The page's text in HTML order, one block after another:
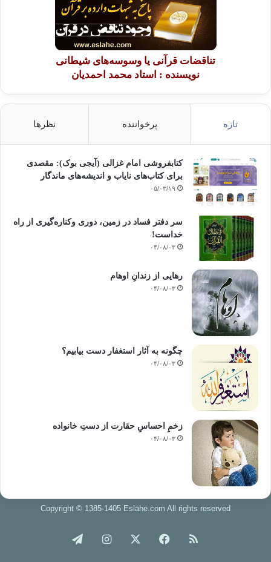
کپی آدرس
تناقضات قرآنی یا وسوسه‌های شیطانی
نویسنده : استاد محمد احمدیان
تازه پرخواننده نظرها
کتابفروشی امام غزالی (آیجی بوک): مقصدی
برای کتاب‌های نایاب و اندیشه‌های ماندگار
۰۵/۰۳/۱۹
سر دفتر فساد در زمین‌، دوری وکناره‌گیری از راه
خداست‌!
۰۴/۰۸/۰۳
رهایی از زندانِ اوهام
۰۴/۰۸/۰۳
چگونه به آثار استغفار دست بیابیم؟
۰۴/۰۸/۰۳
زخمِ احساسِ حقارت از دستِ خانواده
۰۴/۰۸/۰۳
Copyright © 1385-1405 Eslahe.com All rights reserved
خوراک فیس اینستاگرام